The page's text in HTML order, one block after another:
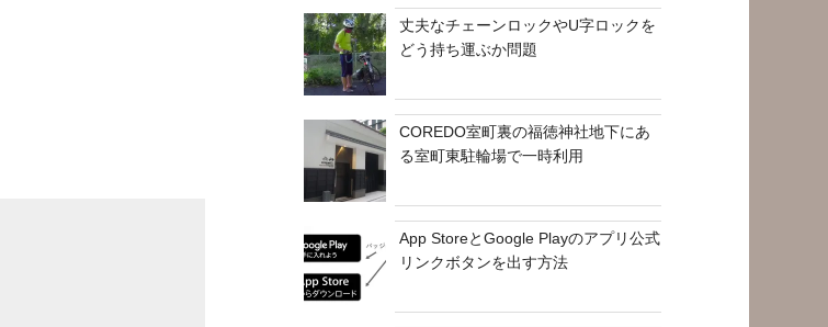
丈夫なチェーンロックやU字ロックを
どう持ち運ぶか問題
COREDO室町裏の福徳神社地下にあ
る室町東駐輪場で一時利用
App StoreとGoogle Playのアプリ公式
リンクボタンを出す方法